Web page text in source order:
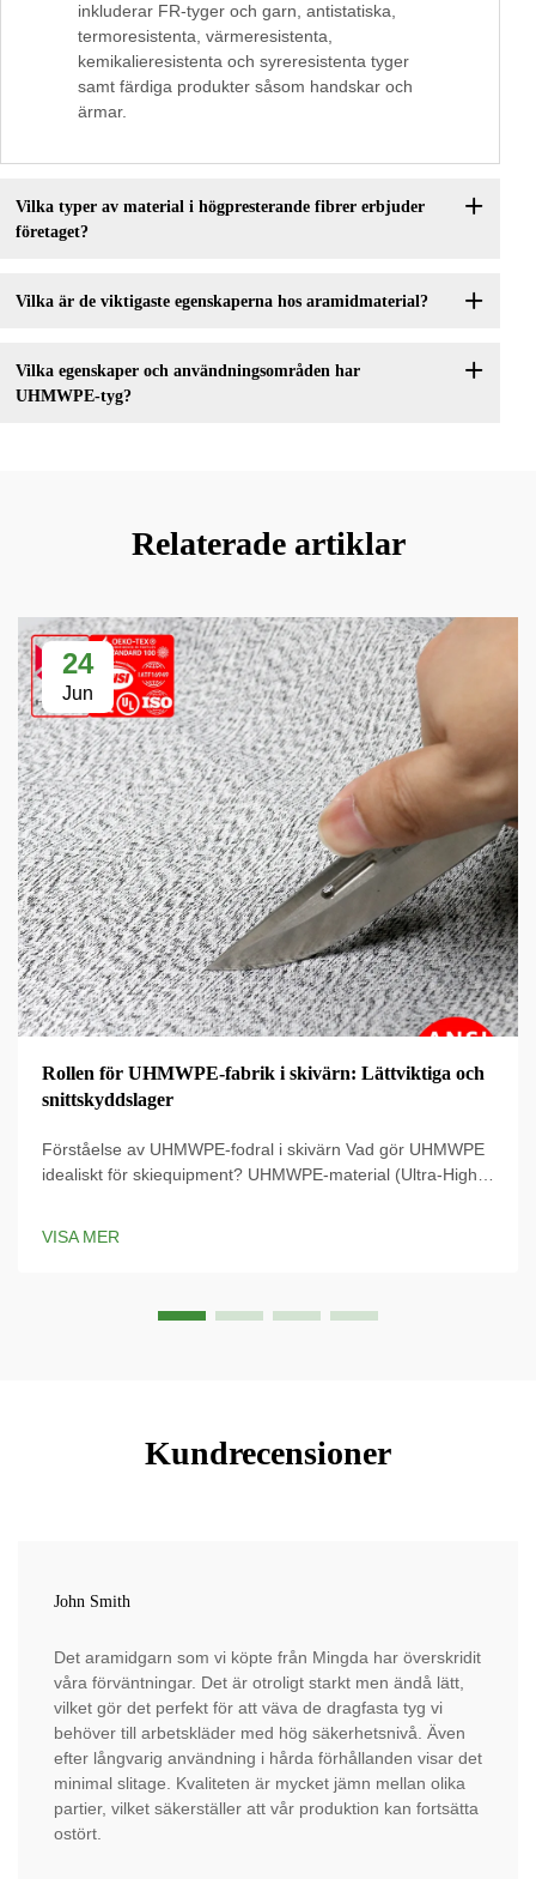
inkluderar FR-tyger och garn, antistatiska,
termoresistenta, värmeresistenta,
kemikalieresistenta och syreresistenta tyger
samt färdiga produkter såsom handskar och
ärmar.
Vilka typer av material i högpresterande fibrer erbjuder
företaget?
Vilka är de viktigaste egenskaperna hos aramidmaterial?
Vilka egenskaper och användningsområden har
UHMWPE-tyg?
Relaterade artiklar
24
Jun
Rollen för UHMWPE-fabrik i skivärn: Lättviktiga och
snittskyddslager
Förståelse av UHMWPE-fodral i skivärn Vad gör UHMWPE
idealiskt för skiequipment? UHMWPE-material (Ultra-High
VISA MER
Kundrecensioner
John Smith
Det aramidgarn som vi köpte från Mingda har överskridit
våra förväntningar. Det är otroligt starkt men ändå lätt,
vilket gör det perfekt för att väva de dragfasta tyg vi
behöver till arbetskläder med hög säkerhetsnivå. Även
efter långvarig användning i hårda förhållanden visar det
minimal slitage. Kvaliteten är mycket jämn mellan olika
partier, vilket säkerställer att vår produktion kan fortsätta
ostört.